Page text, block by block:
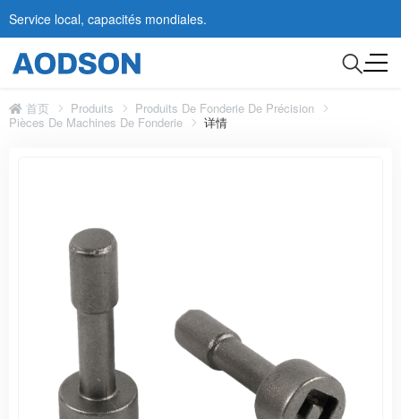
Service local, capacités mondiales.
首页 Produits
Produits De Fonderie De Précision
Pièces De Machines De Fonderie
详情